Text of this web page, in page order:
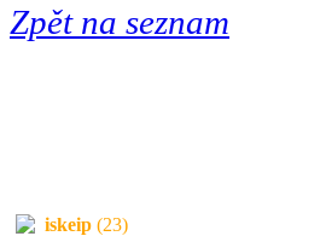
Zpět na seznam
iskeip (23)